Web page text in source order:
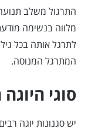
התרגול משלב
מלווה בנשימה
לתרגל אותה בכל
המתרגל המנוסה.
סוגי
יש סגנונות יוגה